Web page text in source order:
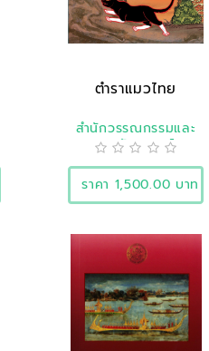
ตำราแมวไทย
สำนักวรรณกรรมและ
ประวัติศาสตร์
ราคา 1,500.00 บาท